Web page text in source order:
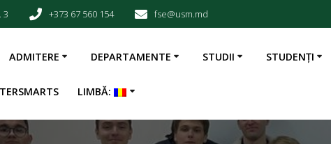
3 +373 67 560 154 fse@usm.md
ADMITERE DEPARTAMENTE STUDII STUDENȚI
LIMBĂ: